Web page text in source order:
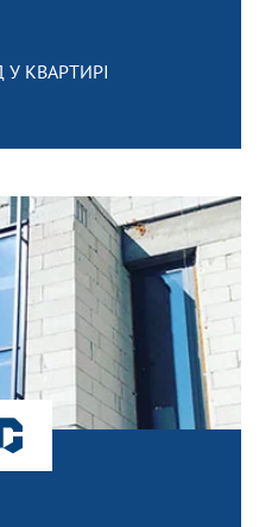
КВАРТИРІ